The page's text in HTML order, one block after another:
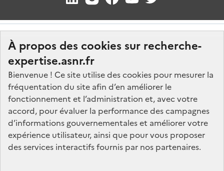
À propos des cookies sur recherche-
expertise.asnr.fr
Bienvenue ! Ce site utilise des cookies pour mesurer la
fréquentation du site afin d’en améliorer le
fonctionnement et l’administration et, avec votre
accord, pour évaluer la performance des campagnes
d’informations gouvernementales et améliorer votre
expérience utilisateur, ainsi que pour vous proposer
des services interactifs fournis par nos partenaires.
Nos marchés
Nos offres d'emploi
FAQ
Glossaire